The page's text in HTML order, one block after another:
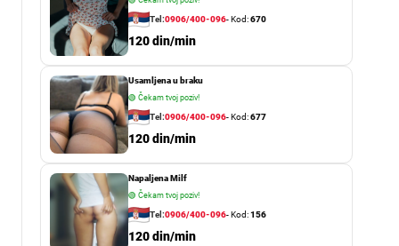
Tel:0906/400-096- Kod:670
120 din/min
Usamljena u braku
🟢 Čekam tvoj poziv!
Tel:0906/400-096- Kod:677
120 din/min
Napaljena Milf
🟢 Čekam tvoj poziv!
Tel:0906/400-096- Kod:156
120 din/min